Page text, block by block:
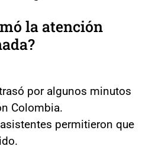
la atención
por algunos minutos
Colombia.
permitieron que